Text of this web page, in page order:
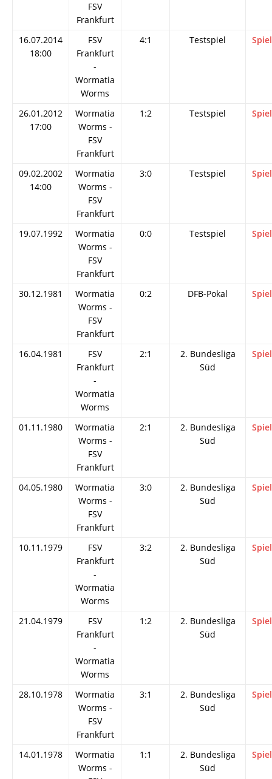
FSV
Frankfurt
16.07.2014
18:00
FSV
Frankfurt
-
Wormatia
Worms
4:1 Testspiel
26.01.2012
17:00
Wormatia
Worms -
FSV
Frankfurt
1:2 Testspiel
09.02.2002
14:00
Wormatia
Worms -
FSV
Frankfurt
3:0 Testspiel
19.07.1992
Wormatia
Worms -
FSV
Frankfurt
0:0 Testspiel
30.12.1981
Wormatia
Worms -
FSV
Frankfurt
0:2 DFB-Pokal
16.04.1981
FSV
Frankfurt
-
Wormatia
Worms
2:1
2. Bundesliga
Süd
01.11.1980
Wormatia
Worms -
FSV
Frankfurt
2:1
2. Bundesliga
Süd
04.05.1980
Wormatia
Worms -
FSV
Frankfurt
3:0
2. Bundesliga
Süd
10.11.1979
FSV
Frankfurt
-
Wormatia
Worms
3:2
2. Bundesliga
Süd
21.04.1979
FSV
Frankfurt
-
Wormatia
Worms
1:2
2. Bundesliga
Süd
28.10.1978
Wormatia
Worms -
FSV
Frankfurt
3:1
2. Bundesliga
Süd
14.01.1978
Wormatia
Worms -
1:1
2. Bundesliga
Süd